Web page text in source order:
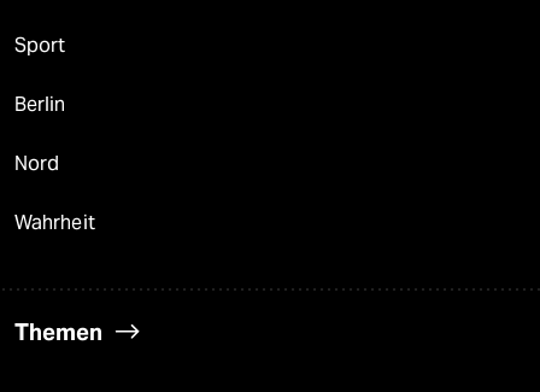
Sport
Berlin
Nord
Wahrheit
Themen